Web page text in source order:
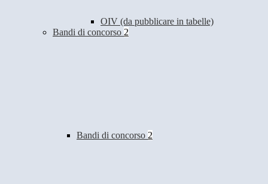
OIV (da pubblicare in tabelle)
Bandi di concorso 2
Bandi di concorso 2